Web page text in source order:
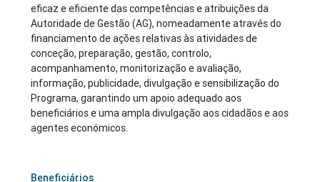
eficaz e eficiente das competências e atribuições da
Autoridade de Gestão (AG), nomeadamente através do
financiamento de ações relativas às atividades de
conceção, preparação, gestão, controlo,
acompanhamento, monitorização e avaliação,
informação, publicidade, divulgação e sensibilização do
Programa, garantindo um apoio adequado aos
beneficiários e uma ampla divulgação aos cidadãos e aos
agentes económicos.
Beneficiários